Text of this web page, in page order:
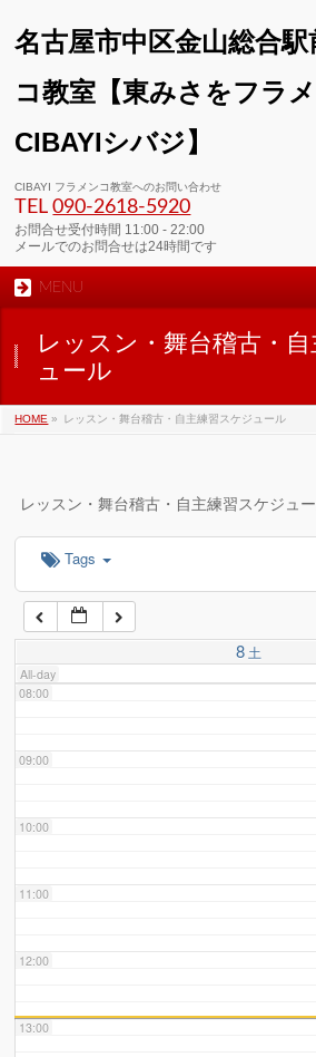
名古屋市中区金山総合
コ教室【東みさをフラ
CIBAYIシバジ】
CIBAYI フラメンコ教室へのお問い合わせ
TEL090-2618‐5920
お問合せ受付時間 11:00 - 22:00
メールでのお問合せは24時間です
MENU
レッスン・舞台稽古・
ュール
HOME » レッスン・舞台稽古・自主練習スケジュール
レッスン・舞台稽古・自主練習スケジュ
Tags
8 土
All-day
01:00
02:00
03:00
04:00
06:00
07:00
08:00
09:00
10:00
11:00
12:00
13:00